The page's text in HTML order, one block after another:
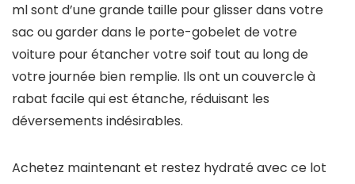
ml sont d’une grande taille pour glisser dans votre
sac ou garder dans le porte-gobelet de votre
voiture pour étancher votre soif tout au long de
votre journée bien remplie. Ils ont un couvercle à
rabat facile qui est étanche, réduisant les
déversements indésirables.
Achetez maintenant et restez hydraté avec ce lot